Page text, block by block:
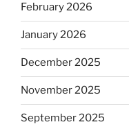
February 2026
January 2026
December 2025
November 2025
September 2025